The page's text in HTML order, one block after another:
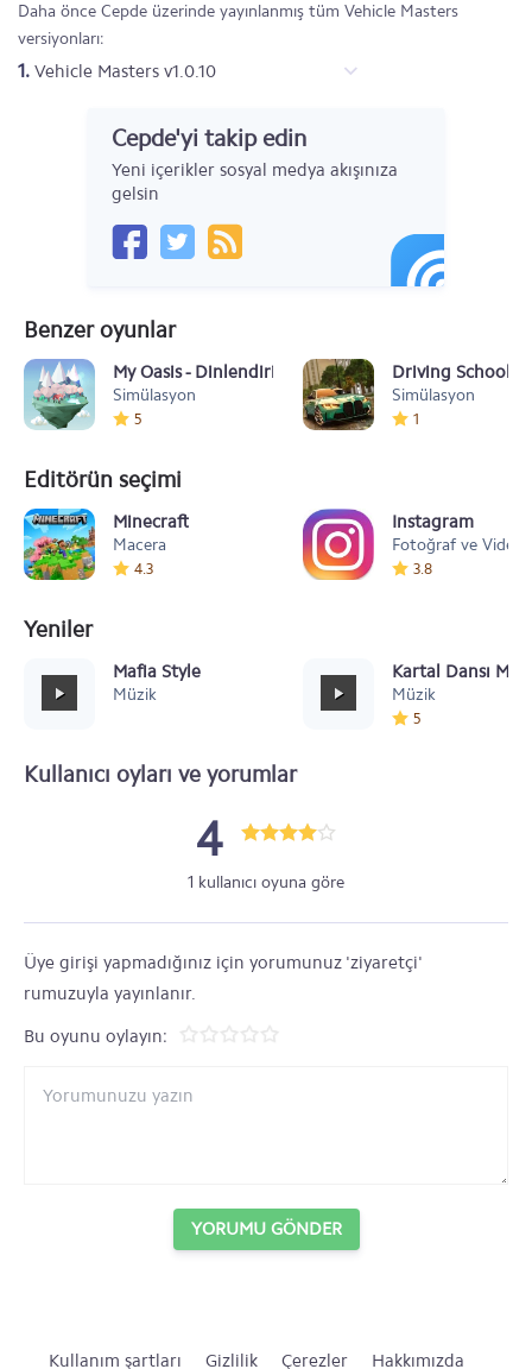
Daha önce Cepde üzerinde yayınlanmış tüm Vehicle Masters
versiyonları:
1. Vehicle Masters v1.0.10
Cepde'yi takip edin
Yeni içerikler sosyal medya akışınıza
gelsin
Benzer oyunlar
My Oasis - Dinlendirici Sığınak
Simülasyon
5
Driving School
Simülasyon
1
Editörün seçimi
Minecraft
Macera
4.3
Instagram
Fotoğraf ve Video
3.8
Yeniler
Mafia Style
Müzik
Kartal Dansı
Müzik
5
Kullanıcı oyları ve yorumlar
4
1 kullanıcı oyuna göre
Üye girişi yapmadığınız için yorumunuz 'ziyaretçi'
rumuzuyla yayınlanır.
Bu oyunu oylayın:
YORUMU GÖNDER
Kullanım şartları Gizlilik Çerezler Hakkımızda